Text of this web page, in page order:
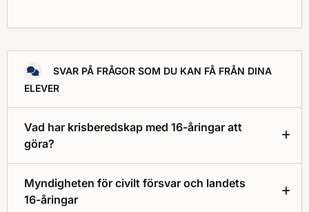
SVAR PÅ FRÅGOR SOM DU KAN FÅ FRÅN DINA
ELEVER
Vad har krisberedskap med 16-åringar att
göra?
Myndigheten för civilt försvar och landets
16-åringar